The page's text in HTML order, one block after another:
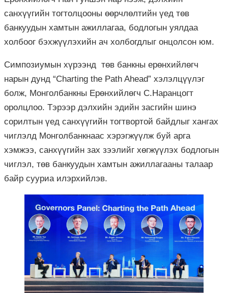
санхүүгийн тогтолцооны өөрчлөлтийн үед төв
банкуудын хамтын ажиллагаа, бодлогын уялдаа
холбоог бэхжүүлэхийн ач холбогдлыг онцолсон юм.
Симпозиумын хүрээнд төв банкны ерөнхийлөгч
нарын дунд “Charting the Path Ahead” хэлэлцүүлэг
болж, Монголбанкны Ерөнхийлөгч С.Наранцогт
оролцлоо. Тэрээр дэлхийн эдийн засгийн шинэ
сорилтын үед санхүүгийн тогтвортой байдлыг хангах
чиглэлд Монголбанкнаас хэрэгжүүлж буй арга
хэмжээ, санхүүгийн зах зээлийг хөгжүүлэх бодлогын
чиглэл, төв банкуудын хамтын ажиллагааны талаар
байр сууриа илэрхийлэв.